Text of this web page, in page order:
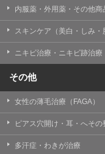
得情報を共同して利
なお、共同利用に
アライアンスが個
一般社団法人メデ
代表電話番号03-
①共同して利用され
【取得する情報】に
②共同して利用する
内服薬・外用薬・その他商
スキンケア（美白・しみ・
ニキビ治療・ニキビ跡治療
その他
女性の薄毛治療（FAGA）
ピアス穴開け・耳・へその
多汗症・わきが治療